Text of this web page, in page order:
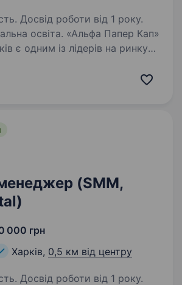
Досвід роботи від 1 року.
«Альфа Папер Кап»
є одним із лідерів на ринку
величезному потенціалу
(SMM,
000 грн
Харків, 0,5 км від центру
Досвід роботи від 1 року.